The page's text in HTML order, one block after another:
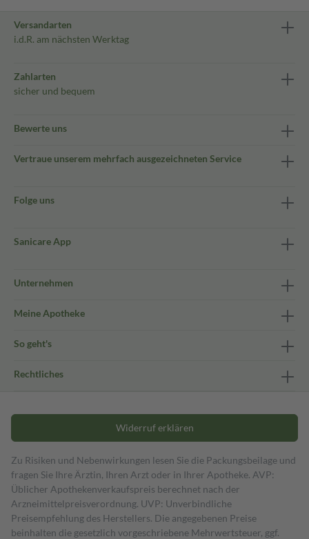
Versandarten
i.d.R. am nächsten Werktag
Zahlarten
sicher und bequem
Bewerte uns
Vertraue unserem mehrfach ausgezeichneten Service
Folge uns
Sanicare App
Unternehmen
Meine Apotheke
So geht's
Rechtliches
Widerruf erklären
Zu Risiken und Nebenwirkungen lesen Sie die Packungsbeilage und
fragen Sie Ihre Ärztin, Ihren Arzt oder in Ihrer Apotheke. AVP:
Üblicher Apothekenverkaufspreis berechnet nach der
Arzneimittelpreisverordnung. UVP: Unverbindliche
Preisempfehlung des Herstellers. Die angegebenen Preise
beinhalten die gesetzlich vorgeschriebene Mehrwertsteuer, ggf.